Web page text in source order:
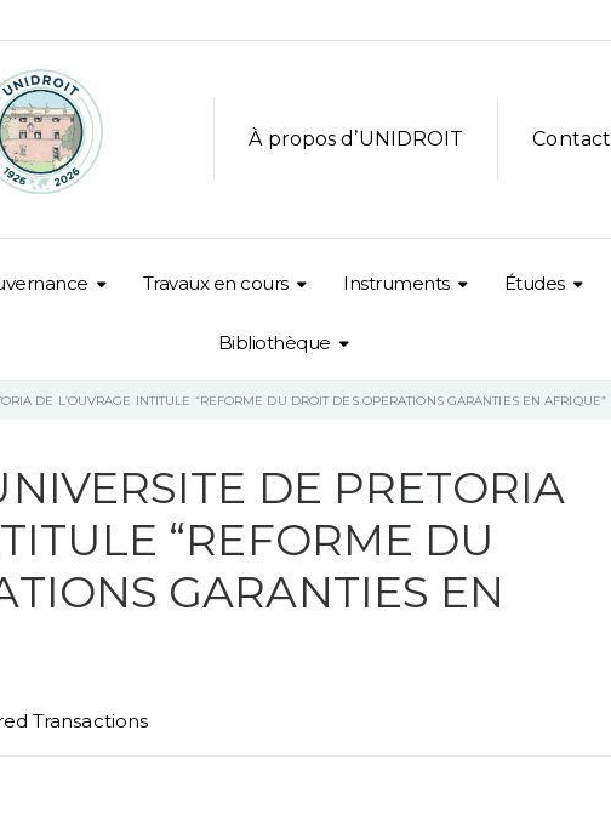
À propos d’UNIDROIT Contact
Travaux en cours Instruments Études
Bibliothèque
DE L’OUVRAGE INTITULE “REFORME DU DROIT DES OPERATIONS GARANTIES EN AFRIQUE”
DE PRETORIA
“REFORME DU
GARANTIES EN
Transactions